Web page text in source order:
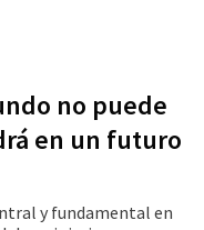
no puede
en un futuro
y fundamental en